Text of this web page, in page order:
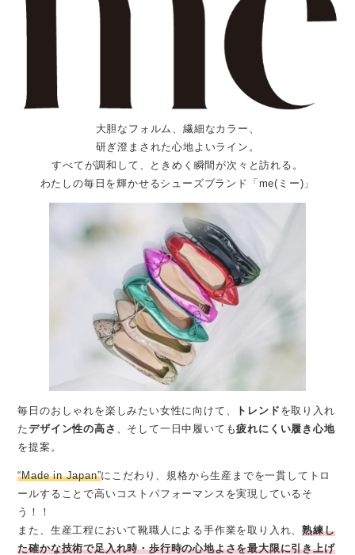
大胆なフォルム、繊細なカラー、
研ぎ澄まされた心地よいライン。
すべてが調和して、ときめく瞬間が次々と訪れる。
わたしの毎日を輝かせるシューズブランド「me(ミー)」
毎日のおしゃれを楽しみたい女性に向けて、 トレンド を取り入れ
たデザイン性の高さ 、そして一日中履いても疲れにくい履き心地
を提案。
“Made in Japan”にこだわり、規格から生産までを一貫してトロ
ールすることで高いコストパフォーマンスを実現しているそ
う！！
また、生産工程において靴職人による手作業を取り入れ、熟練し
た確かな技術で足入れ時・歩行時の心地よさを最大限に引き上げ